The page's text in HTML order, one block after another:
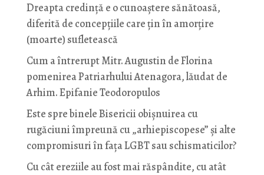
Dreapta credință e o cunoaștere sănătoasă,
diferită de concepțiile care țin în amorțire
(moarte) sufletească
Cum a întrerupt Mitr. Augustin de Florina
pomenirea Patriarhului Atenagora, lăudat de
Arhim. Epifanie Teodoropulos
Este spre binele Bisericii obișnuirea cu
rugăciuni împreună cu „arhiepiscopese” și alte
compromisuri în fața LGBT sau schismaticilor?
Cu cât ereziile au fost mai răspândite, cu atât